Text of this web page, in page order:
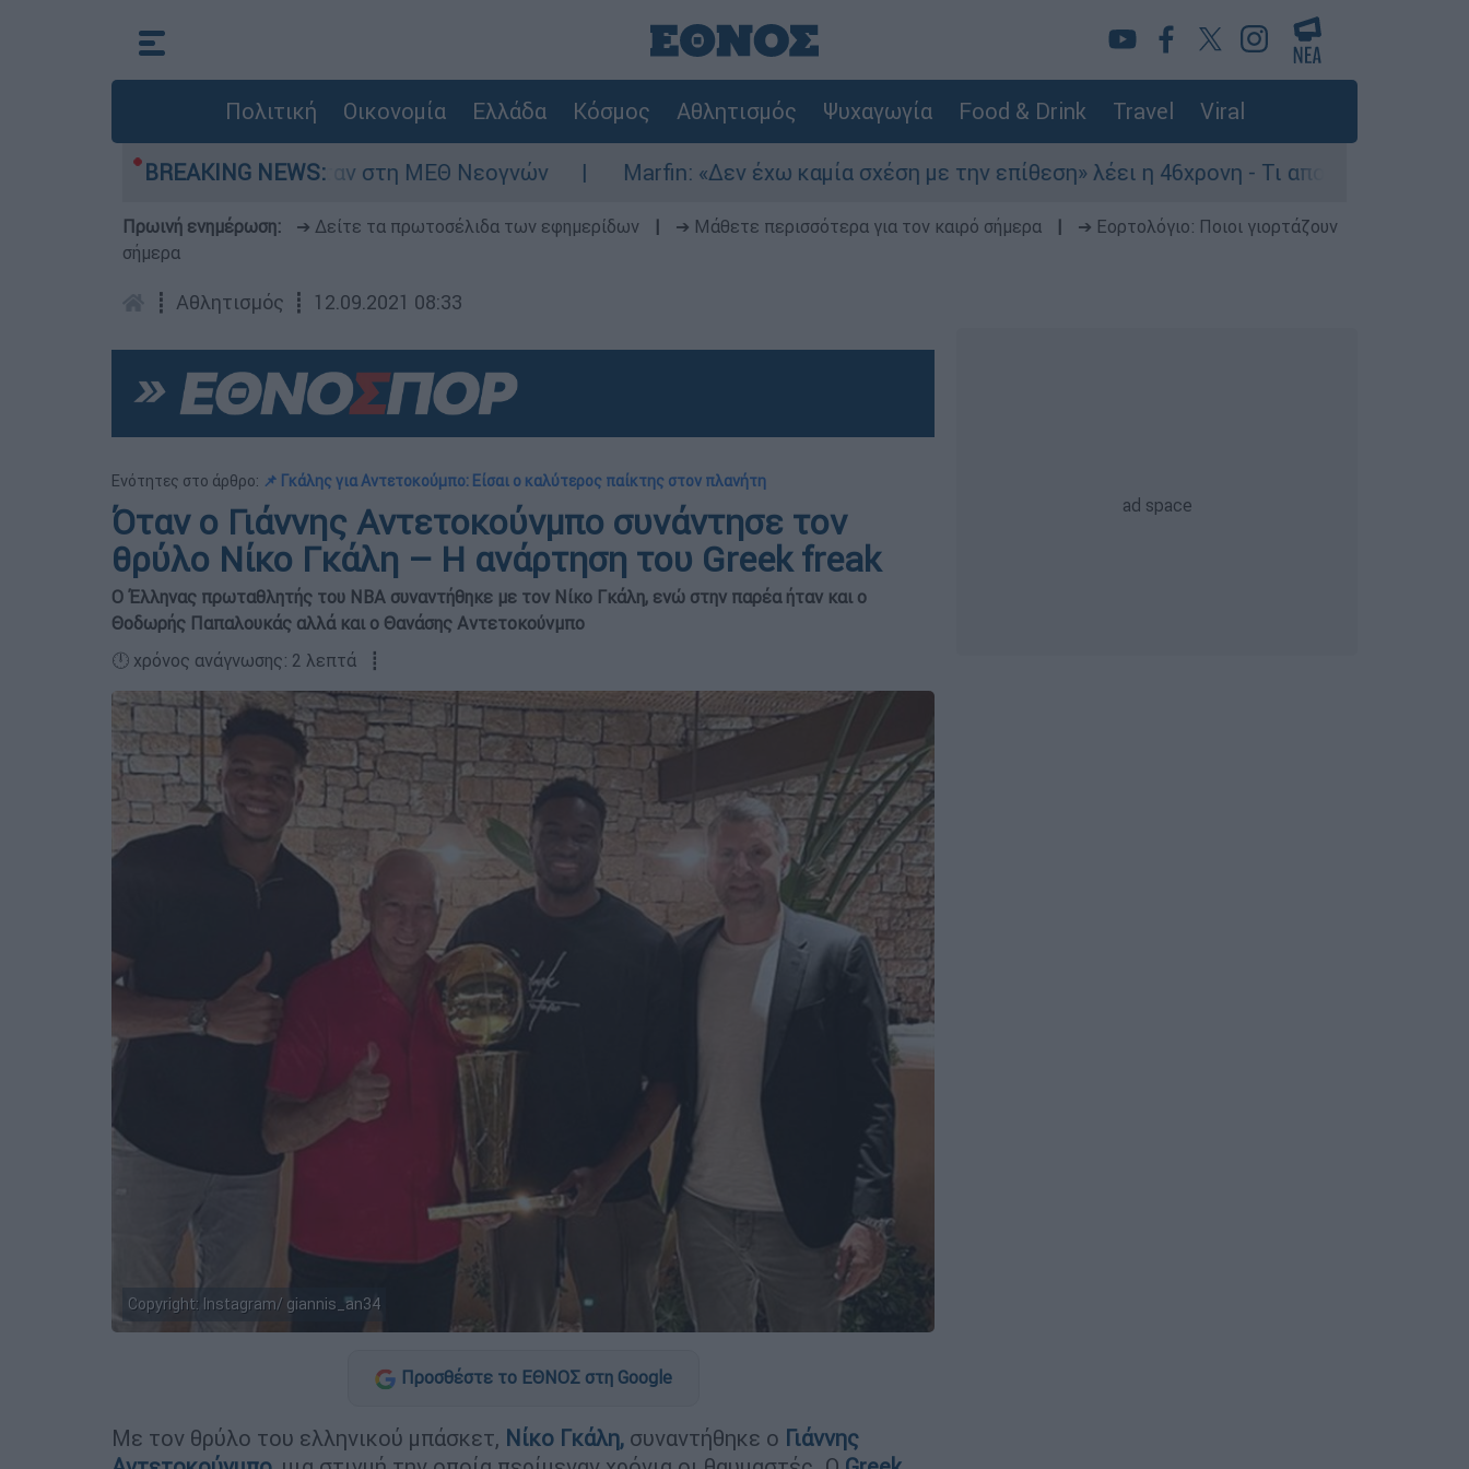
Πολιτική Οικονομία Ελλάδα Κόσμος Αθλητισμός Ψυχαγωγία Food & Drink Travel Viral
BREAKING NEWS:
- Νοσηλευόταν στη ΜΕΘ Νεογνών Marfin: «Δεν έχω καμία σχέση με την επίθεση» λέει η 46χρονη - Τι αποκάλυψε στους
Πρωινή ενημέρωση: ➔ Δείτε τα πρωτοσέλιδα των εφημερίδων ➔ Μάθετε περισσότερα για τον καιρό σήμερα
➔ Εορτολόγιο: Ποιοι γιορτάζουν
σήμερα
┋ Αθλητισμός ┋ 12.09.2021 08:33
Ενότητες στο άρθρο: 📌 Γκάλης για Αντετοκούμπο: Είσαι ο καλύτερος παίκτης στον πλανήτη
Όταν ο Γιάννης Αντετοκούνμπο συνάντησε τον
θρύλο Νίκο Γκάλη – Η ανάρτηση του Greek freak
Ο Έλληνας πρωταθλητής του NBA συναντήθηκε με τον Νίκο Γκάλη, ενώ στην παρέα ήταν και ο
Θοδωρής Παπαλουκάς αλλά και ο Θανάσης Αντετοκούνμπο
🕛 χρόνος ανάγνωσης: 2 λεπτά ┋
Copyright: Instagram/ giannis_an34
Προσθέστε το ΕΘΝΟΣ στη Google
Mε τον θρύλο του ελληνικού μπάσκετ, Νίκο Γκάλη, συναντήθηκε ο Γιάννης